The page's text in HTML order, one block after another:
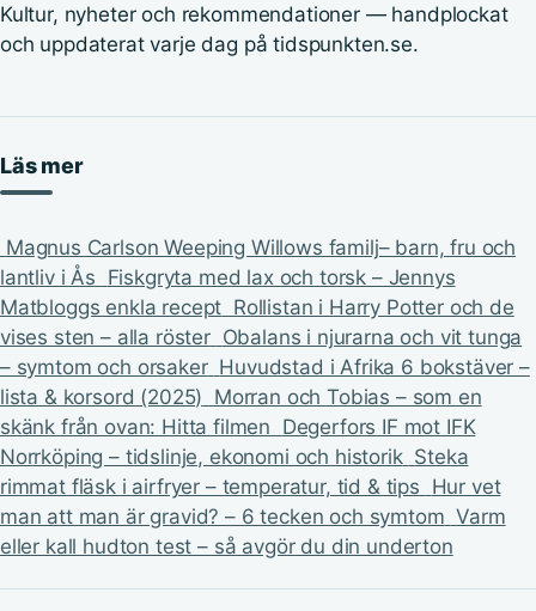
Kultur, nyheter och rekommendationer — handplockat
och uppdaterat varje dag på tidspunkten.se.
Läs mer
Magnus Carlson Weeping Willows familj– barn, fru och
lantliv i Ås Fiskgryta med lax och torsk – Jennys
Matbloggs enkla recept Rollistan i Harry Potter och de
vises sten – alla röster Obalans i njurarna och vit tunga
– symtom och orsaker Huvudstad i Afrika 6 bokstäver –
lista & korsord (2025) Morran och Tobias – som en
skänk från ovan: Hitta filmen Degerfors IF mot IFK
Norrköping – tidslinje, ekonomi och historik Steka
rimmat fläsk i airfryer – temperatur, tid & tips Hur vet
man att man är gravid? – 6 tecken och symtom Varm
eller kall hudton test – så avgör du din underton